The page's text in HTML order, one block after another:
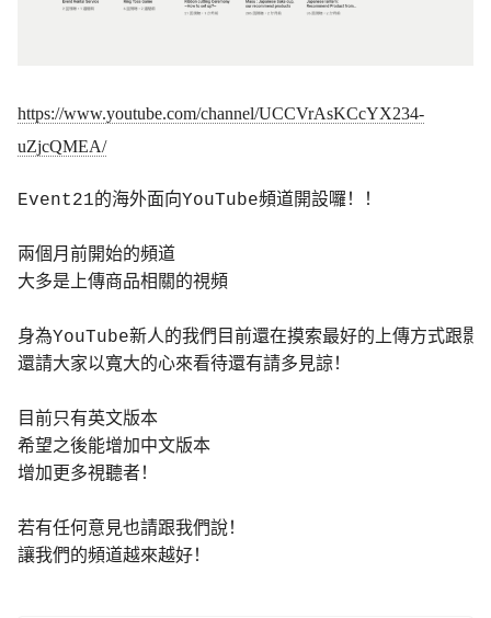
https://www.youtube.com/channel/UCCVrAsKCcYX234-
uZjcQMEA/
Event21的海外面向YouTube頻道開設囉！！
兩個月前開始的頻道
大多是上傳商品相關的視頻
身為YouTube新人的我們目前還在摸索最好的上傳方式跟影
還請大家以寬大的心來看待還有請多見諒！
目前只有英文版本
希望之後能增加中文版本
增加更多視聽者！
若有任何意見也請跟我們說！
讓我們的頻道越來越好！